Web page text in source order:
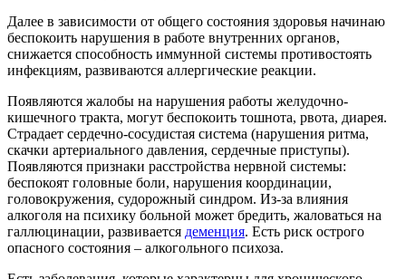
Далее в зависимости от общего состояния здоровья начинаю
беспокоить нарушения в работе внутренних органов,
снижается способность иммунной системы противостоять
инфекциям, развиваются аллергические реакции.
Появляются жалобы на нарушения работы желудочно-
кишечного тракта, могут беспокоить тошнота, рвота, диарея.
Страдает сердечно-сосудистая система (нарушения ритма,
скачки артериального давления, сердечные приступы).
Появляются признаки расстройства нервной системы:
беспокоят головные боли, нарушения координации,
головокружения, судорожный синдром. Из-за влияния
алкоголя на психику больной может бредить, жаловаться на
галлюцинации, развивается деменция. Есть риск острого
опасного состояния – алкогольного психоза.